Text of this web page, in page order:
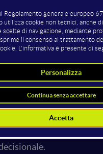
nell’uso
artificiale è parte
fin dalla loro nascita, ma
è un sottocampo
Serve a
che